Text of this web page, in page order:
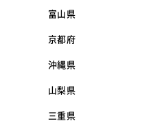
富山県
京都府
沖縄県
山梨県
三重県